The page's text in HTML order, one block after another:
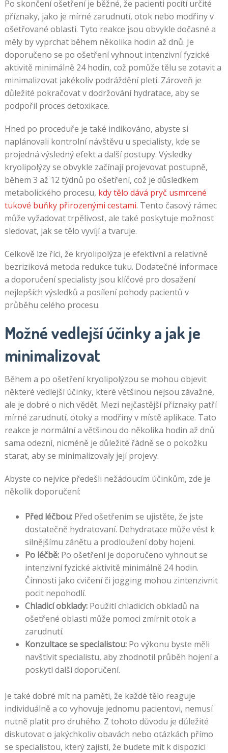
Po skončení ošetření je běžné, že pacienti pocítí určité
příznaky, jako je mírné zarudnutí, otok nebo modřiny v
ošetřované oblasti. Tyto reakce jsou obvykle dočasné a
měly by vyprchat během několika hodin až dnů. Je
doporučeno se po ošetření vyhnout intenzivní fyzické
aktivitě minimálně 24 hodin, což pomůže tělu se zotavit a
minimalizovat jakékoliv podráždění pleti. Zároveň je
důležité pokračovat v dodržování hydratace, aby se
podpořil proces detoxikace.
Hned po proceduře je také indikováno, abyste si
naplánovali kontrolní návštěvu u specialisty, kde se
projedná výsledný efekt a další postupy. Výsledky
kryolipolýzy se obvykle začínají projevovat postupně,
během 3 až 12 týdnů po ošetření, což je důsledkem
metabolického procesu, kdy tělo dává pryč usmrcené
tukové buňky přirozenými cestami. Tento časový rámec
může vyžadovat trpělivost, ale také poskytuje možnost
sledovat, jak se tělo vyvíjí a tvaruje.
Celkově lze říci, že kryolipolýza je efektivní a relativně
bezriziková metoda redukce tuku. Dodatečné informace
a doporučení specialisty jsou klíčové pro dosažení
nejlepších výsledků a posílení pohody pacientů v
průběhu celého procesu.
Možné vedlejší účinky a jak je
minimalizovat
Během a po ošetření kryolipolýzou se mohou objevit
některé vedlejší účinky, které většinou nejsou závažné,
ale je dobré o nich vědět. Mezi nejčastější příznaky patří
mírné zarudnutí, otoky a modřiny v místě aplikace. Tato
reakce je normální a většinou do několika hodin až dnů
sama odezní, nicméně je důležité řádně se o pokožku
starat, aby se minimalizovaly její projevy.
Abyste co nejvíce předešli nežádoucím účinkům, zde je
několik doporučení:
Před léčbou:Před ošetřením se ujistěte, že jste
dostatečně hydratovaní. Dehydratace může vést k
silnějšímu zánětu a prodloužení doby hojeni.
Po léčbě:Po ošetření je doporučeno vyhnout se
intenzivní fyzické aktivitě minimálně 24 hodin.
Činnosti jako cvičení či jogging mohou zintenzivnit
pocit nepohodlí.
Chladicí obklady:Použití chladicích obkladů na
ošetřené oblasti může pomoci zmírnit otok a
zarudnutí.
Konzultace se specialistou:Po výkonu byste měli
navštívit specialistu, aby zhodnotil průběh hojení a
poskytl další doporučení.
Je také dobré mít na paměti, že každé tělo reaguje
individuálně a co vyhovuje jednomu pacientovi, nemusí
nutně platit pro druhého. Z tohoto důvodu je důležité
diskutovat o jakýchkoliv obavách nebo otázkách přímo
se specialistou, který zajistí, že budete mít k dispozici